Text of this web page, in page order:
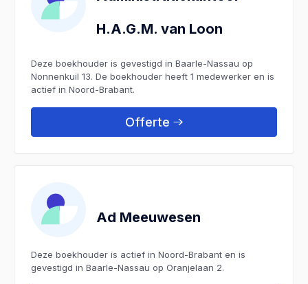
H.A.G.M. van Loon
Deze boekhouder is gevestigd in Baarle-Nassau op
Nonnenkuil 13. De boekhouder heeft 1 medewerker en is
actief in Noord-Brabant.
Offerte
Ad Meeuwesen
Deze boekhouder is actief in Noord-Brabant en is
gevestigd in Baarle-Nassau op Oranjelaan 2.